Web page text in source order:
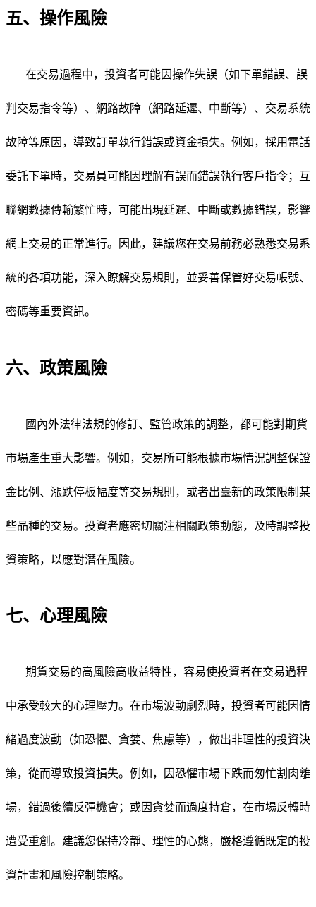
五、操作風險
在交易過程中，投資者可能因操作失誤（如下單錯誤、誤
判交易指令等）、網路故障（網路延遲、中斷等）、交易系統
故障等原因，導致訂單執行錯誤或資金損失。例如，採用電話
委託下單時，交易員可能因理解有誤而錯誤執行客戶指令；互
聯網數據傳輸繁忙時，可能出現延遲、中斷或數據錯誤，影響
網上交易的正常進行。因此，建議您在交易前務必熟悉交易系
統的各項功能，深入瞭解交易規則，並妥善保管好交易帳號、
密碼等重要資訊。
六、政策風險
國內外法律法規的修訂、監管政策的調整，都可能對期貨
市場產生重大影響。例如，交易所可能根據市場情況調整保證
金比例、漲跌停板幅度等交易規則，或者出臺新的政策限制某
些品種的交易。投資者應密切關注相關政策動態，及時調整投
資策略，以應對潛在風險。
七、心理風險
期貨交易的高風險高收益特性，容易使投資者在交易過程
中承受較大的心理壓力。在市場波動劇烈時，投資者可能因情
緒過度波動（如恐懼、貪婪、焦慮等），做出非理性的投資決
策，從而導致投資損失。例如，因恐懼市場下跌而匆忙割肉離
場，錯過後續反彈機會；或因貪婪而過度持倉，在市場反轉時
遭受重創。建議您保持冷靜、理性的心態，嚴格遵循既定的投
資計畫和風險控制策略。